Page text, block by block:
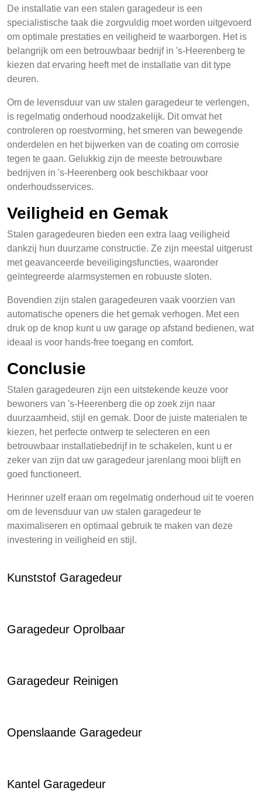
De installatie van een stalen garagedeur is een
specialistische taak die zorgvuldig moet worden uitgevoerd
om optimale prestaties en veiligheid te waarborgen. Het is
belangrijk om een betrouwbaar bedrijf in 's-Heerenberg te
kiezen dat ervaring heeft met de installatie van dit type
deuren.
Om de levensduur van uw stalen garagedeur te verlengen,
is regelmatig onderhoud noodzakelijk. Dit omvat het
controleren op roestvorming, het smeren van bewegende
onderdelen en het bijwerken van de coating om corrosie
tegen te gaan. Gelukkig zijn de meeste betrouwbare
bedrijven in 's-Heerenberg ook beschikbaar voor
onderhoudsservices.
Veiligheid en Gemak
Stalen garagedeuren bieden een extra laag veiligheid
dankzij hun duurzame constructie. Ze zijn meestal uitgerust
met geavanceerde beveiligingsfuncties, waaronder
geïntegreerde alarmsystemen en robuuste sloten.
Bovendien zijn stalen garagedeuren vaak voorzien van
automatische openers die het gemak verhogen. Met een
druk op de knop kunt u uw garage op afstand bedienen, wat
ideaal is voor hands-free toegang en comfort.
Conclusie
Stalen garagedeuren zijn een uitstekende keuze voor
bewoners van 's-Heerenberg die op zoek zijn naar
duurzaamheid, stijl en gemak. Door de juiste materialen te
kiezen, het perfecte ontwerp te selecteren en een
betrouwbaar installatiebedrijf in te schakelen, kunt u er
zeker van zijn dat uw garagedeur jarenlang mooi blijft en
goed functioneert.
Herinner uzelf eraan om regelmatig onderhoud uit te voeren
om de levensduur van uw stalen garagedeur te
maximaliseren en optimaal gebruik te maken van deze
investering in veiligheid en stijl.
Kunststof Garagedeur
Garagedeur Oprolbaar
Garagedeur Reinigen
Openslaande Garagedeur
Kantel Garagedeur